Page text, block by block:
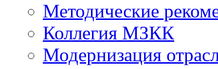
Методические
Коллегия МЗКК
Модернизация